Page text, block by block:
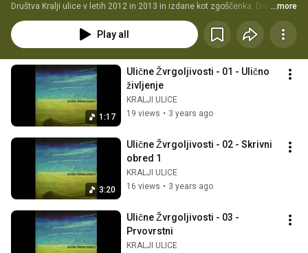
Društva Kralji ulice v letih 2012 in 2013 in izdane kot zgoščenka. Delavnice
sta vodila Andrej Fon in Samo Kutin, prisostvovali pa so jim Zvezdana
Brumen, Polde Košir, Jasmina Memič, Ibrahim Aličehajić, Marija Šušteršič,
Boštjan Koprivc, Andrej Pugelj, Iztok Koren, Urška Forštnarič, Jana Pogačar,
posnetek izdane zgoščenke zaseda epska "izpoved kralja" Marka Pavlina.
...more
Play all
1:17
Ulične Žvrgoljivosti - 01 - Ulično
življenje
KRALJI ULICE
19 views • 3 years ago
3:20
Ulične Žvrgoljivosti - 02 - Skrivni
obred 1
KRALJI ULICE
16 views • 3 years ago
Ulične Žvrgoljivosti - 03 -
Prvovrstni
KRALJI ULICE